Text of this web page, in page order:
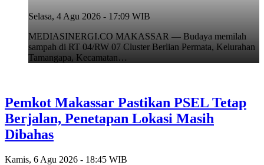
Selasa, 4 Agu 2026 - 17:09 WIB
MEDIASINERGI.CO MAKASSAR — Budaya memilah
sampah di RT 04/RW 07 Cluster Berlian Permata, Kelurahan
Tamangapa, Kecamatan…
Pemkot Makassar Pastikan PSEL Tetap
Berjalan, Penetapan Lokasi Masih
Dibahas
Kamis, 6 Agu 2026 - 18:45 WIB